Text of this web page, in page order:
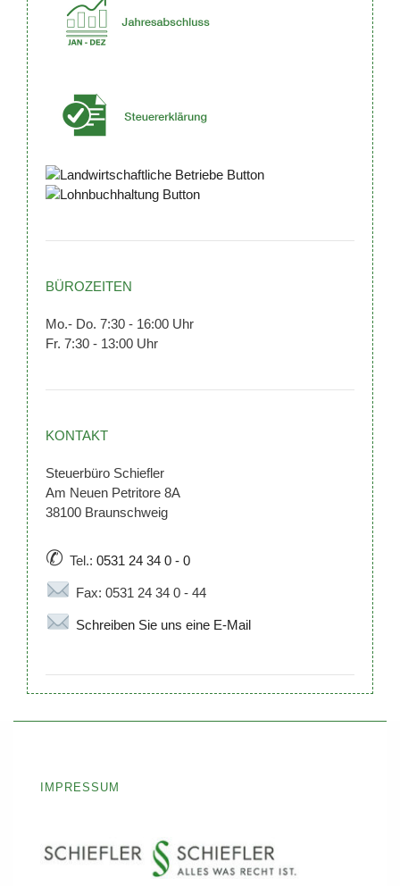
BÜROZEITEN
Mo.- Do. 7:30 - 16:00 Uhr
Fr. 7:30 - 13:00 Uhr
KONTAKT
Steuerbüro Schiefler
Am Neuen Petritore 8A
38100 Braunschweig
✆ Tel.: 0531 24 34 0 - 0
Fax: 0531 24 34 0 - 44
Schreiben Sie uns eine E-Mail
IMPRESSUM